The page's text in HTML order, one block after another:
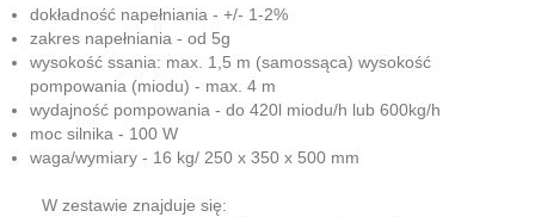
dokładność napełniania - +/- 1-2%
zakres napełniania - od 5g
wysokość ssania: max. 1,5 m (samossąca) wysokość
pompowania (miodu) - max. 4 m
wydajność pompowania - do 420l miodu/h lub 600kg/h
moc silnika - 100 W
waga/wymiary - 16 kg/ 250 x 350 x 500 mm
W zestawie znajduje się: